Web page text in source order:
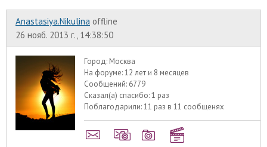
Anastasiya.Nikulina offline
26 нояб. 2013 г., 14:38:50
Город: Москва
На форуме:12 лет и 8 месяцев
Сообщений: 6779
Сказал(а) спасибо:1 раз
Поблагодарили:11 раз в 11 сообщенях